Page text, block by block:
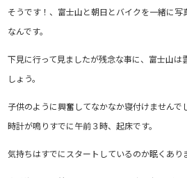
そうです！、富士山と朝日とバイクを一緒に写
なんです。
下見に行って見ましたが残念な事に、富士山は
しょう。
子供のように興奮してなかなか寝付けませんで
時計が鳴りすでに午前３時、起床です。
気持ちはすでにスタートしているのか眠くあり